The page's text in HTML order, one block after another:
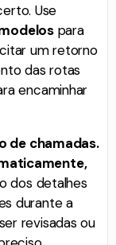
Use
para
um retorno
das rotas
encaminhar
de chamadas.
dos detalhes
durante a
revisadas ou